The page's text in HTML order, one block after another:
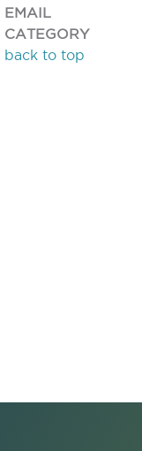
EMAIL
CATEGORY
back to top